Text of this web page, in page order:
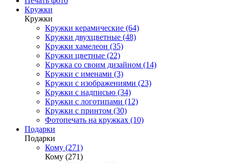
Кружки
Кружки
Кружки керамические (64)
Кружки двухцветные (48)
Кружки хамелеон (35)
Кружки цветные (22)
Кружка со своим дизайном (14)
Кружки с именами (3)
Кружки с изображениями (23)
Кружки с надписью (34)
Кружки с логотипами (12)
Кружки с принтом (30)
Фотопечать на кружках (10)
Подарки
Подарки
Кому (271)
Кому (271)